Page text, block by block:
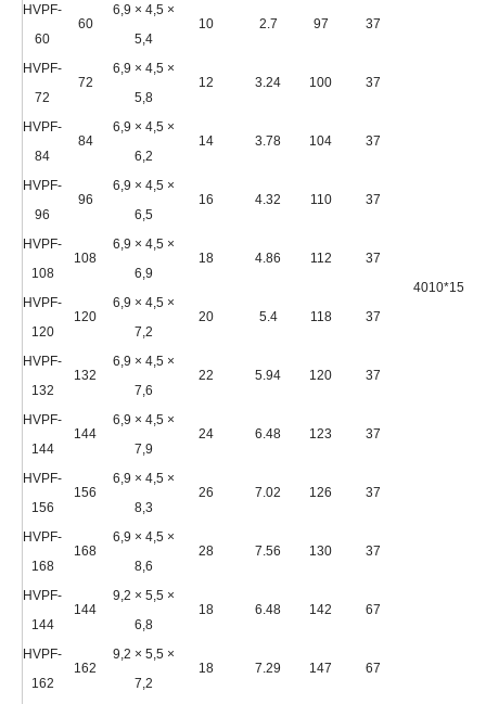
HVPF-
60
60
6,9 × 4,5 ×
5,4
10 2.7 97 37
4010*1500
HVPF-
72
72
6,9 × 4,5 ×
5,8
12 3.24 100 37
HVPF-
84
84
6,9 × 4,5 ×
6,2
14 3.78 104 37
HVPF-
96
96
6,9 × 4,5 ×
6,5
16 4.32 110 37
HVPF-
108
108
6,9 × 4,5 ×
6,9
18 4.86 112 37
HVPF-
120
120
6,9 × 4,5 ×
7,2
20 5.4 118 37
HVPF-
132
132
6,9 × 4,5 ×
7,6
22 5.94 120 37
HVPF-
144
144
6,9 × 4,5 ×
7,9
24 6.48 123 37
HVPF-
156
156
6,9 × 4,5 ×
8,3
26 7.02 126 37
HVPF-
168
168
6,9 × 4,5 ×
8,6
28 7.56 130 37
HVPF-
144
144
9,2 × 5,5 ×
6,8
18 6.48 142 67
HVPF-
162
162
9,2 × 5,5 ×
7,2
18 7.29 147 67